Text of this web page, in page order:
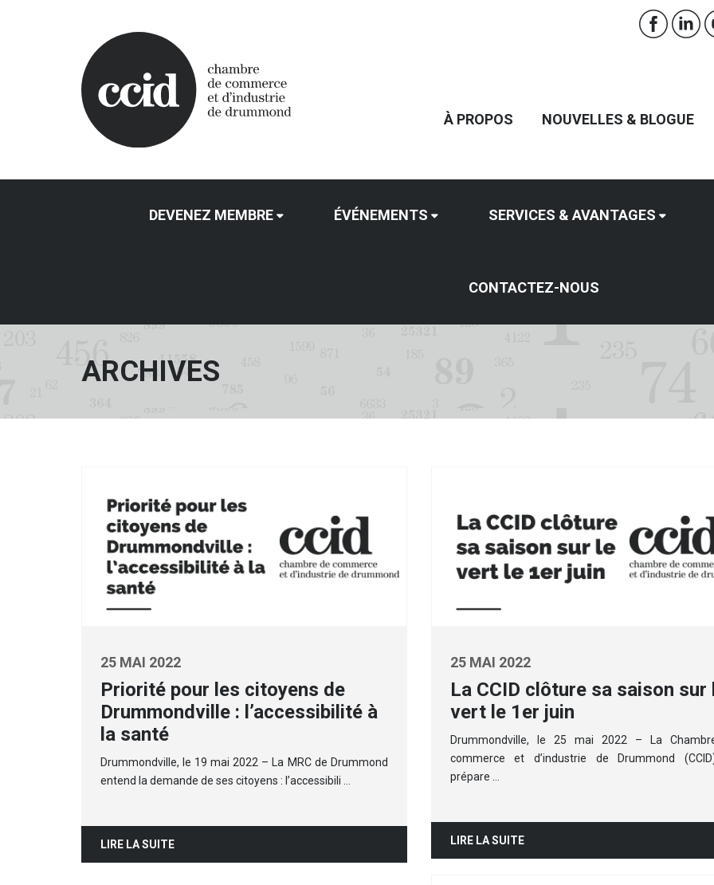
À PROPOS NOUVELLES & BLOGUE
DEVENEZ MEMBRE ÉVÉNEMENTS SERVICES & AVANTAGES
CONTACTEZ-NOUS
ARCHIVES
25 MAI 2022
Priorité pour les citoyens de
Drummondville : l’accessibilité à
la santé
Drummondville, le 19 mai 2022 – La MRC de Drummond
entend la demande de ses citoyens : l’accessibili …
LIRE LA SUITE
25 MAI 2022
La CCID clôture sa saison sur
vert le 1er juin
Drummondville, le 25 mai 2022 – La
commerce et d’industrie de Drummond
prépare …
LIRE LA SUITE